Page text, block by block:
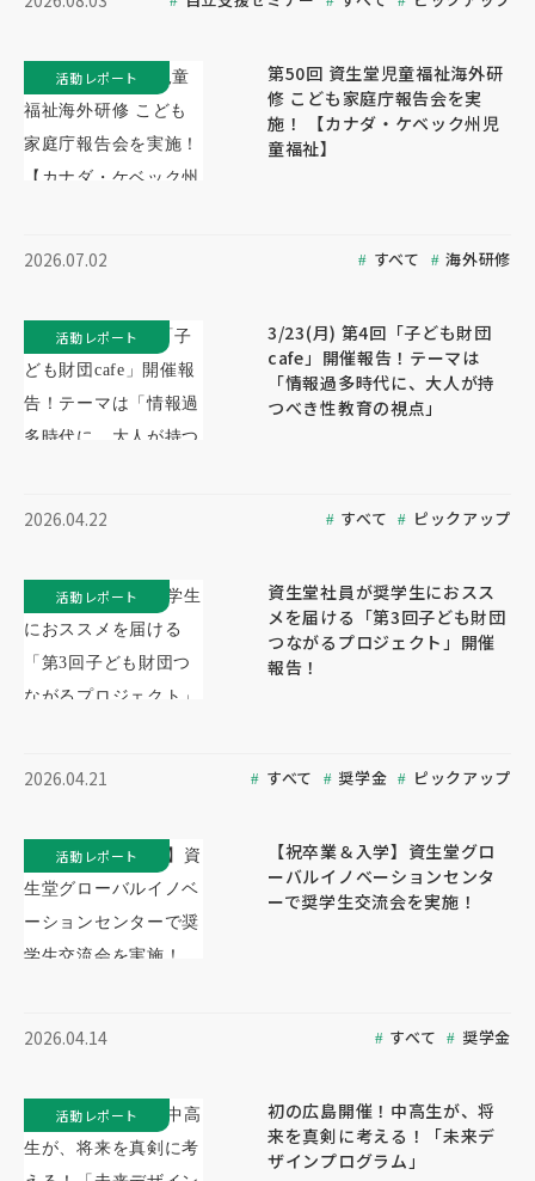
第50回 資生堂児童福祉海外研
修 こども家庭庁報告会を実
施！ 【カナダ・ケベック州児
童福祉】
2026.07.02 すべて 海外研修
活動レポート
3/23(月) 第4回「子ども財団
cafe」開催報告！テーマは
「情報過多時代に、大人が持
つべき性教育の視点」
2026.04.22 すべて ピックアップ
活動レポート
資生堂社員が奨学生におスス
メを届ける「第3回子ども財団
つながるプロジェクト」開催
報告！
2026.04.21 すべて 奨学金 ピックアップ
活動レポート
【祝卒業＆入学】資生堂グロ
ーバルイノベーションセンタ
ーで奨学生交流会を実施！
2026.04.14 すべて 奨学金
活動レポート
初の広島開催！中高生が、将
来を真剣に考える！「未来デ
ザインプログラム」
活動レポート